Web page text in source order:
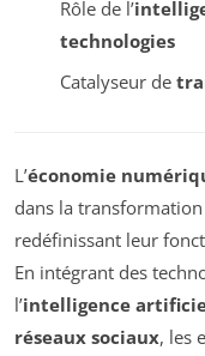
Rôle de l’
technologies
Catalyseur de
L’économie
dans la
redéfinissant leur
En intégrant des
l’intelligence
réseaux sociaux, les